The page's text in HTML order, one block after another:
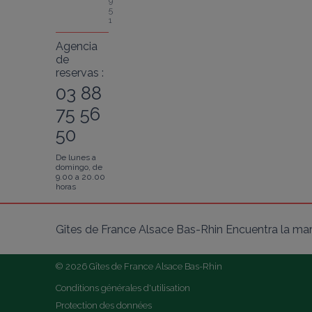
5
1
Agencia
de
reservas :
03 88
75 56
50
De lunes a
domingo, de
9.00 a 20.00
horas
Gîtes de France Alsace Bas-Rhin Encuentra la
© 2026 Gîtes de France Alsace Bas-Rhin
Conditions générales d'utilisation
Protection des données